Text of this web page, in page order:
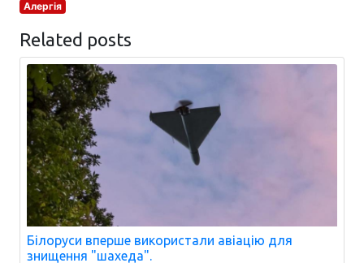
Алергія
Related posts
Білоруси вперше використали авіацію для
знищення "шахеда".